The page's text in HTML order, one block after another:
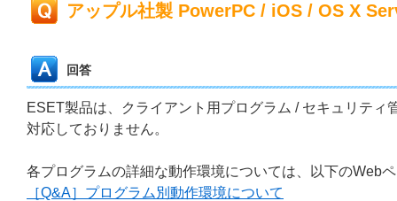
アップル社製 PowerPC / iOS / OS X
回答
ESET製品は、クライアント用プログラム / セキュリテ
対応しておりません。
各プログラムの詳細な動作環境については、以下のWeb
［Q&A］プログラム別動作環境について